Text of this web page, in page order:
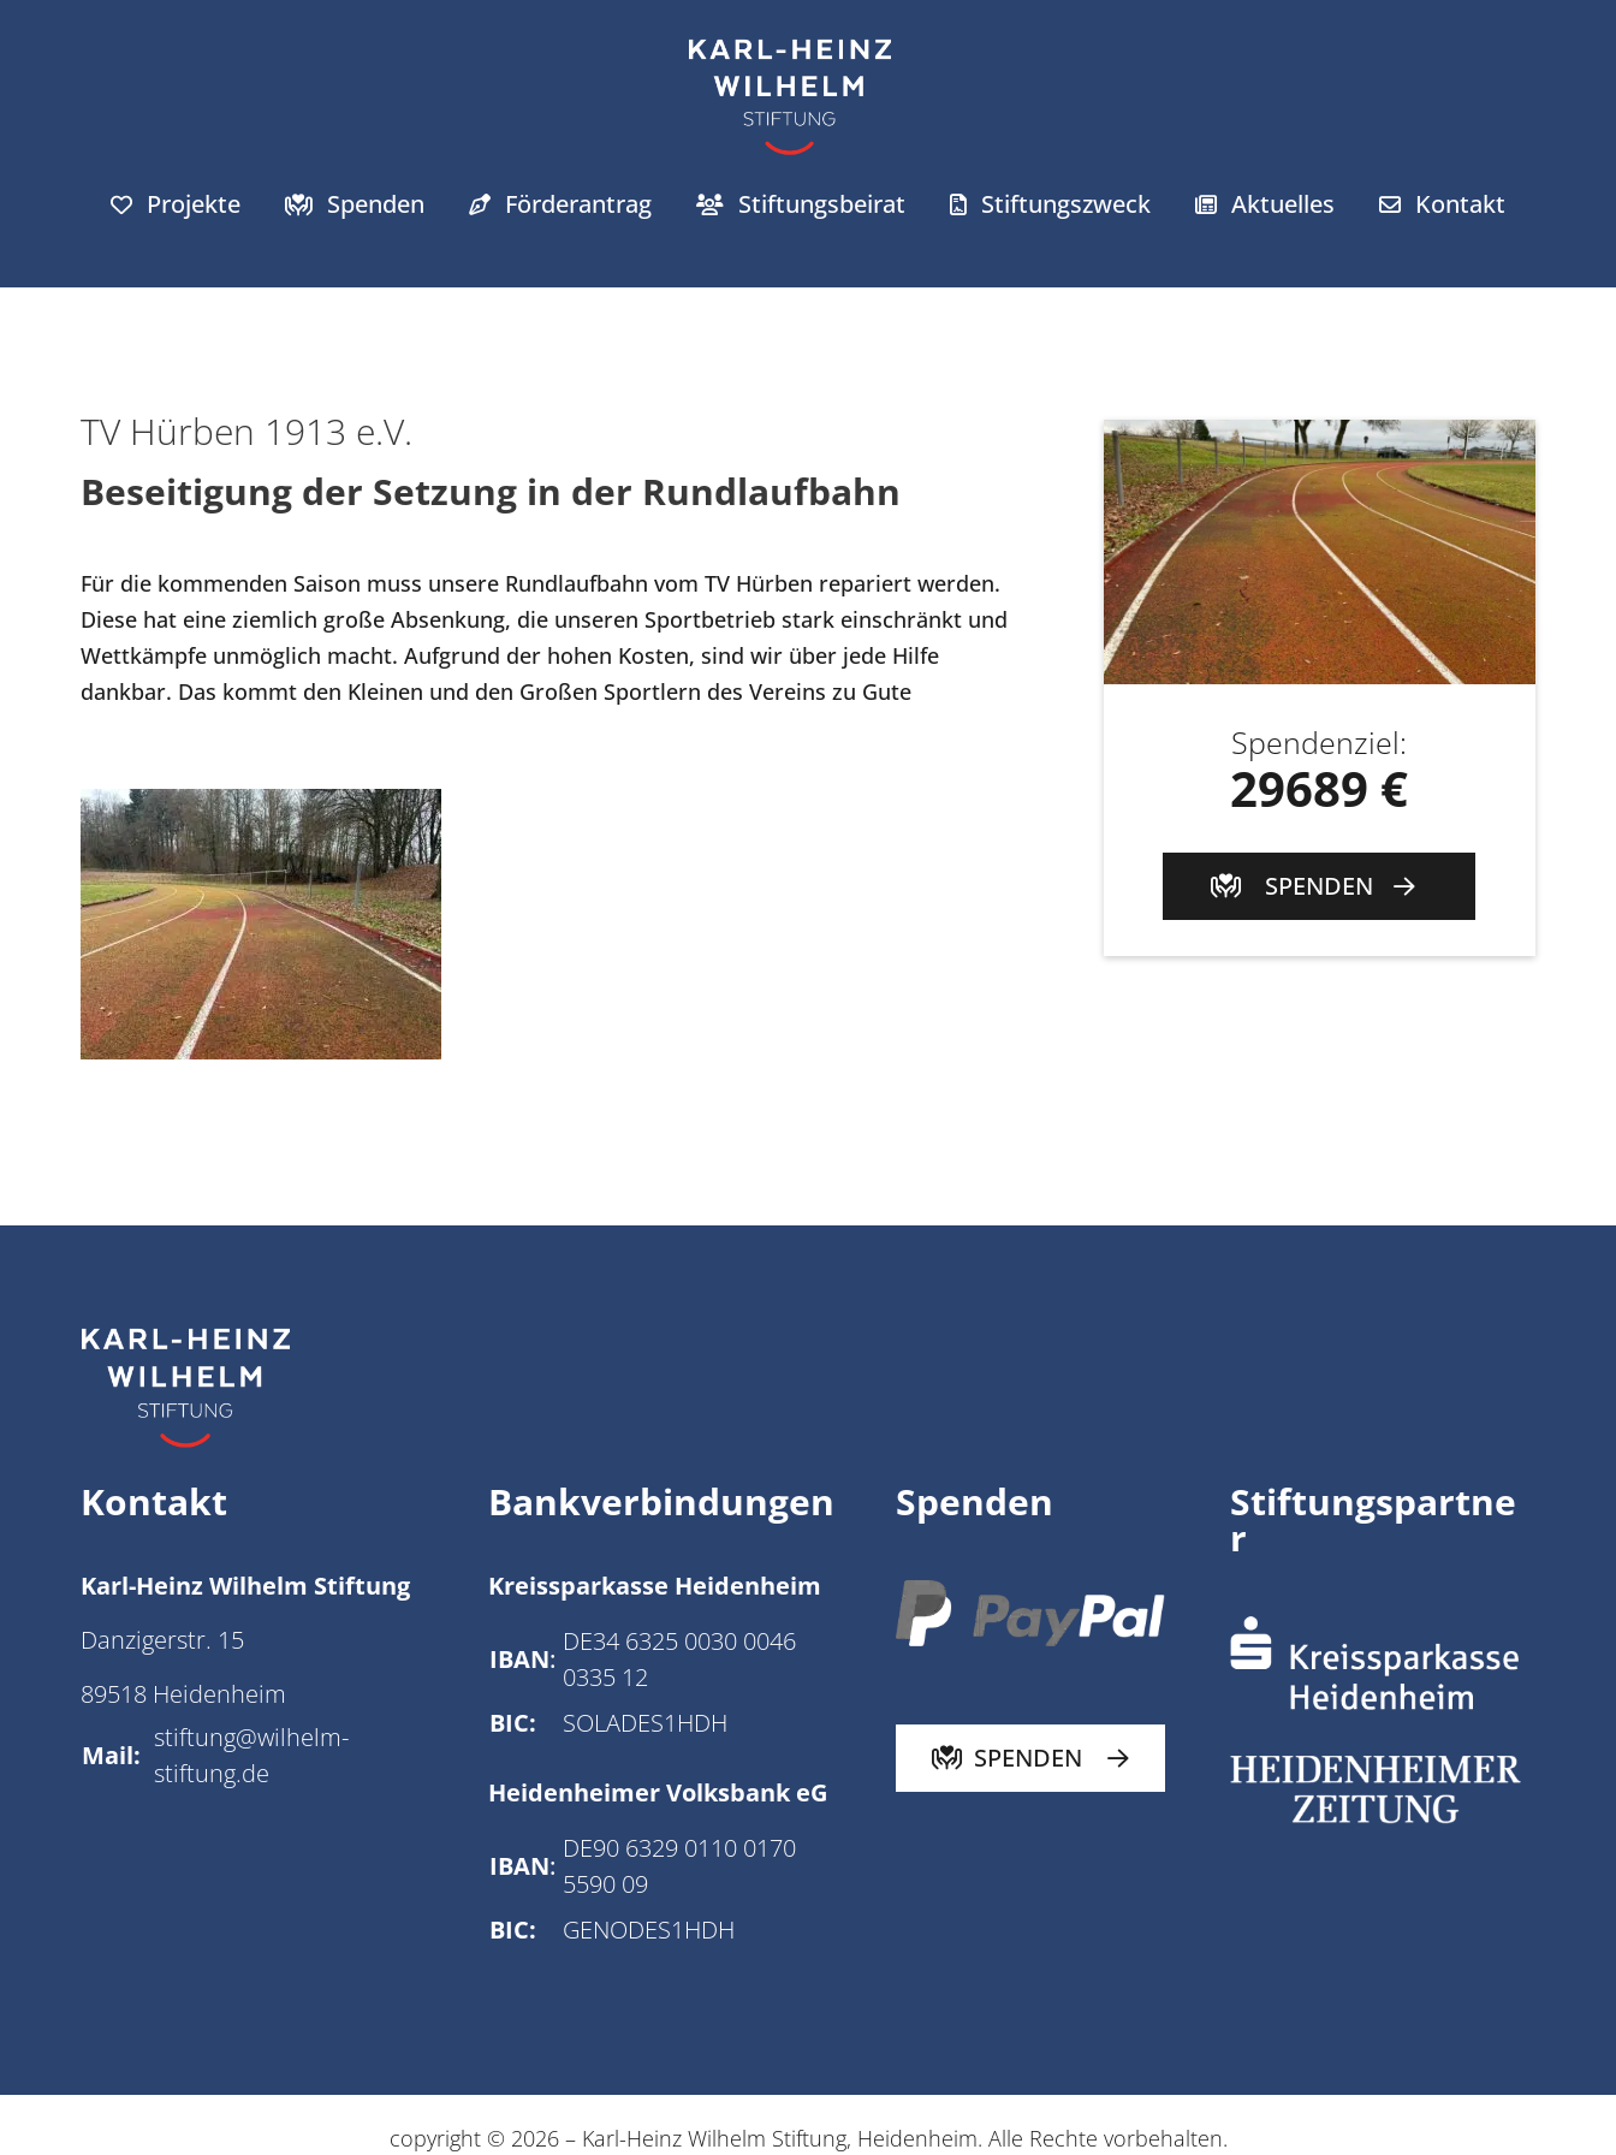
Projekte Spenden Förderantrag Stiftungsbeirat Stiftungszweck Aktuelles Kontakt
TV Hürben 1913 e.V.
Beseitigung der Setzung in der Rundlaufbahn
Für die kommenden Saison muss unsere Rundlaufbahn vom TV Hürben repariert werden.
Diese hat eine ziemlich große Absenkung, die unseren Sportbetrieb stark einschränkt und
Wettkämpfe unmöglich macht. Aufgrund der hohen Kosten, sind wir über jede Hilfe
dankbar. Das kommt den Kleinen und den Großen Sportlern des Vereins zu Gute
Spendenziel:
29689 €
SPENDEN
Kontakt
Karl-Heinz Wilhelm Stiftung
Danzigerstr. 15
89518 Heidenheim
Mail:
stiftung@wilhelm-
stiftung.de
Bankverbindungen
Kreissparkasse Heidenheim
IBAN:
DE34 6325 0030 0046
0335 12
BIC:
SOLADES1HDH
Heidenheimer Volksbank eG
IBAN:
DE90 6329 0110 0170
5590 09
BIC:
GENODES1HDH
Spenden
SPENDEN
Stiftungspartne
r
copyright © 2026 – Karl-Heinz Wilhelm Stiftung, Heidenheim. Alle Rechte vorbehalten.